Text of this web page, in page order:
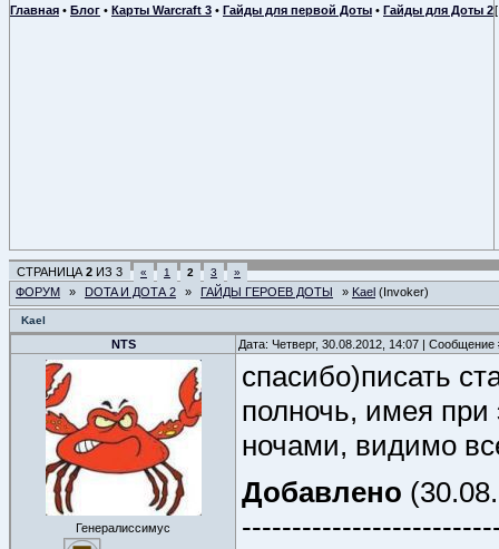
Главная • Блог • Карты Warcraft 3 • Гайды для первой Доты • Гайды для Доты 2
СТРАНИЦА 2 ИЗ 3 « 1 2 3 »
ФОРУМ » DOTA И ДОТА 2 » ГАЙДЫ ГЕРОЕВ ДОТЫ » Kael (Invoker)
Kael
NTS Дата: Четверг, 30.08.2012, 14:07 |
Генералиссимус
спасибо)писать
полночь, имея
ночами, видимо
Добавлено